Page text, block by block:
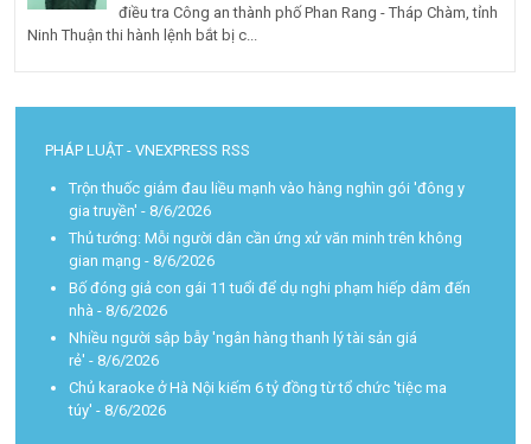
điều tra Công an thành phố Phan Rang - Tháp Chàm, tỉnh
Ninh Thuận thi hành lệnh bắt bị c...
PHÁP LUẬT - VNEXPRESS RSS
Trộn thuốc giảm đau liều mạnh vào hàng nghìn gói 'đông y
gia truyền' - 8/6/2026
Thủ tướng: Mỗi người dân cần ứng xử văn minh trên không
gian mạng - 8/6/2026
Bố đóng giả con gái 11 tuổi để dụ nghi phạm hiếp dâm đến
nhà - 8/6/2026
Nhiều người sập bẫy 'ngân hàng thanh lý tài sản giá
rẻ' - 8/6/2026
Chủ karaoke ở Hà Nội kiếm 6 tỷ đồng từ tổ chức 'tiệc ma
túy' - 8/6/2026